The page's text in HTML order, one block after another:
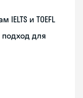
и TOEFL
для